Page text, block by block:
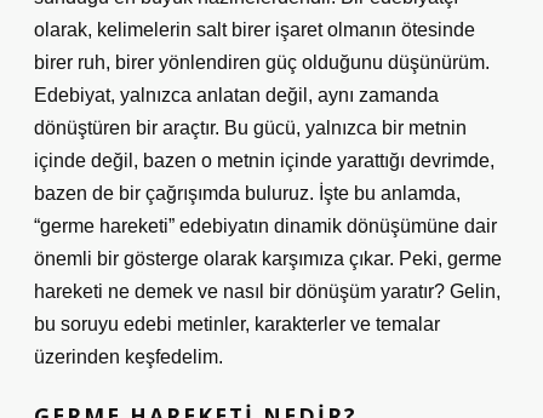
olarak, kelimelerin salt birer işaret olmanın ötesinde
birer ruh, birer yönlendiren güç olduğunu düşünürüm.
Edebiyat, yalnızca anlatan değil, aynı zamanda
dönüştüren bir araçtır. Bu gücü, yalnızca bir metnin
içinde değil, bazen o metnin içinde yarattığı devrimde,
bazen de bir çağrışımda buluruz. İşte bu anlamda,
“germe hareketi” edebiyatın dinamik dönüşümüne dair
önemli bir gösterge olarak karşımıza çıkar. Peki, germe
hareketi ne demek ve nasıl bir dönüşüm yaratır? Gelin,
bu soruyu edebi metinler, karakterler ve temalar
üzerinden keşfedelim.